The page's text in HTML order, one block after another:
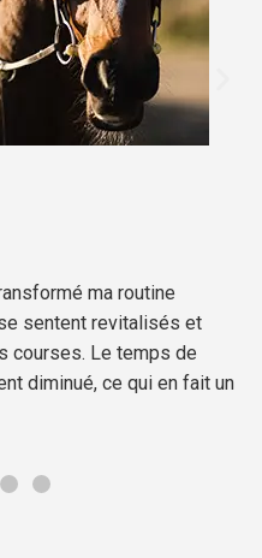
ma routine
sentent revitalisés et
courses. Le temps de
diminué, ce qui en fait un